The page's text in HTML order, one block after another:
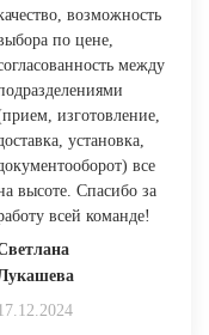
возможность
по цене,
между
изготовление,
установка,
все
высоте. Спасибо за
всей команде!